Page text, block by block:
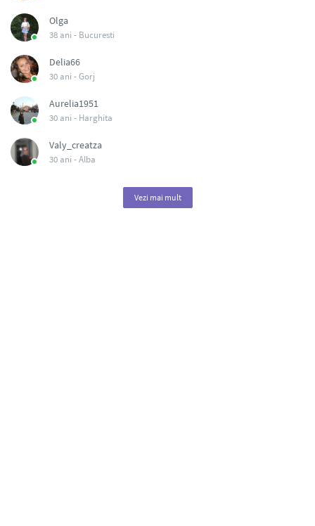
Olga
38 ani - Bucuresti
Delia66
30 ani -Gorj
Aurelia1951
30 ani - Harghita
Valy_creatza
30 ani -Alba
Vezi mai mult